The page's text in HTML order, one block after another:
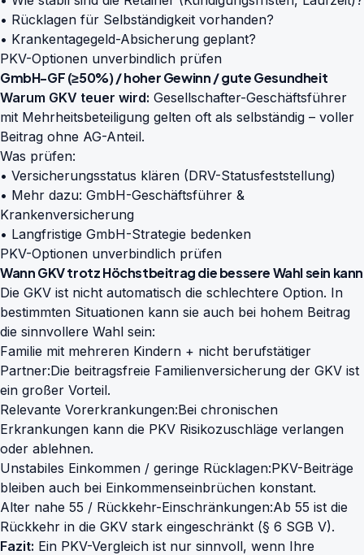
• Rücklagen für Selbständigkeit vorhanden?
• Krankentagegeld-Absicherung geplant?
PKV-Optionen unverbindlich prüfen
GmbH-GF (≥50%) / hoher Gewinn / gute Gesundheit
Warum GKV teuer wird: Gesellschafter-Geschäftsführer
mit Mehrheitsbeteiligung gelten oft als selbständig – voller
Beitrag ohne AG-Anteil.
Was prüfen:
• Versicherungsstatus klären (DRV-Statusfeststellung)
• Mehr dazu: GmbH-Geschäftsführer &
Krankenversicherung
• Langfristige GmbH-Strategie bedenken
PKV-Optionen unverbindlich prüfen
Wann GKV trotz Höchstbeitrag die bessere Wahl sein kann
Die GKV ist nicht automatisch die schlechtere Option. In
bestimmten Situationen kann sie auch bei hohem Beitrag
die sinnvollere Wahl sein:
Familie mit mehreren Kindern + nicht berufstätiger
Partner:Die beitragsfreie Familienversicherung der GKV ist
ein großer Vorteil.
Relevante Vorerkrankungen:Bei chronischen
Erkrankungen kann die PKV Risikozuschläge verlangen
oder ablehnen.
Unstabiles Einkommen / geringe Rücklagen:PKV-Beiträge
bleiben auch bei Einkommenseinbrüchen konstant.
Alter nahe 55 / Rückkehr-Einschränkungen:Ab 55 ist die
Rückkehr in die GKV stark eingeschränkt (§ 6 SGB V).
Fazit: Ein PKV-Vergleich ist nur sinnvoll, wenn Ihre